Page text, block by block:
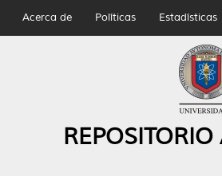
Acerca de Políticas Estadísticas